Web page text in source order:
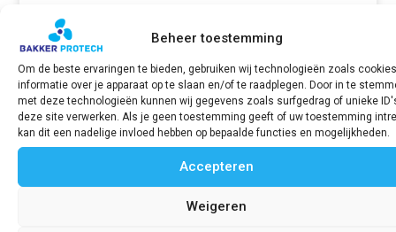
Beheer toestemming
Om de beste ervaringen te bieden, gebruiken wij technologieën zoals
informatie over je apparaat op te slaan en/of te raadplegen. Door in te
met deze technologieën kunnen wij gegevens zoals surfgedrag of unieke
deze site verwerken. Als je geen toestemming geeft of uw toestemming
kan dit een nadelige invloed hebben op bepaalde functies en mogelijkheden.
Accepteren
Weigeren
volledige motorinstallatie verzorgd, waarbij een
Vetus M3.29 is ingebouwd als vervanger van de
verouderde Mercedes motor. Dit project omvatte
meer dan alleen de motorinbouw: wij hebben het
complete pakket geleverd en gerealiseerd. Zo is
er een nieuwe schroef geselecteerd en